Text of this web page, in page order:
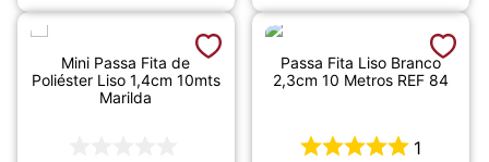
Mini Passa Fita de
Poliéster Liso 1,4cm 10mts
Marilda
Passa Fita Liso Branco
2,3cm 10 Metros REF 84
1